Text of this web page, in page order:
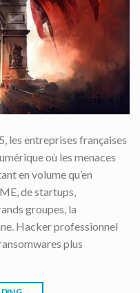
les entreprises françaises
où les menaces
en volume qu’en
de startups,
groupes, la
Hacker professionnel
plus